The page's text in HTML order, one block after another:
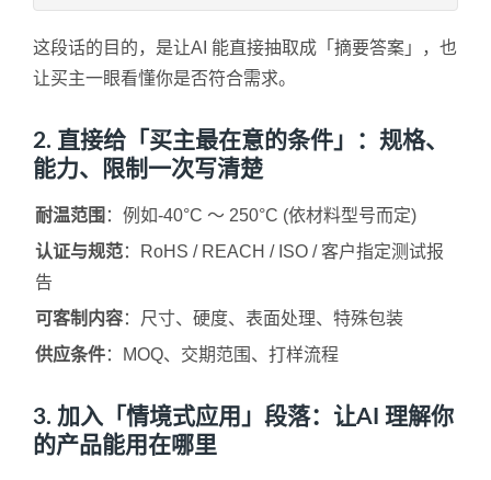
这段话的目的，是让AI 能直接抽取成「摘要答案」，也
让买主一眼看懂你是否符合需求。
2. 直接给「买主最在意的条件」：规格、
能力、限制一次写清楚
耐温范围 ：例如-40°C ～ 250°C (依材料型号而定)
认证与规范：RoHS / REACH / ISO / 客户指定测试报
告
可客制内容：尺寸、硬度、表面处理、特殊包装
供应条件：MOQ、交期范围、打样流程
3. 加入「情境式应用」段落：让AI 理解你
的产品能用在哪里